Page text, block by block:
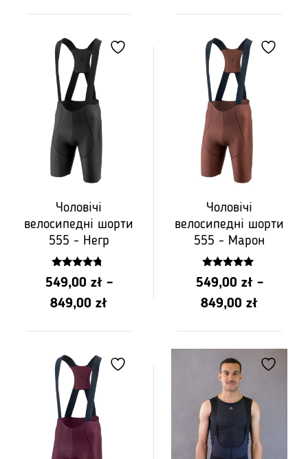
PLN
PLN
Чоловічі
велосипедні шорти
555 - Негр
4.58
z 5
549,00 zł –
849,00 złДіапазон
PLN
Чоловічі
велосипедні шорти
555 - Марон
5.00
z 5
549,00 zł –
849,00 zł
PLN
до
PLN
849,00